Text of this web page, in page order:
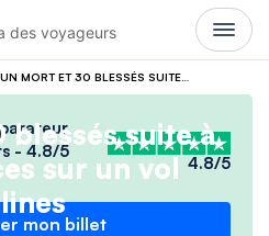
des voyageurs
UN MORT ET 30 BLESSÉS SUITE À DES TURBULENCES SUR UN VOL SINGAPORE AIRLINES
- 4.8/5
4.8/5
mon billet
suite à
sur un vol